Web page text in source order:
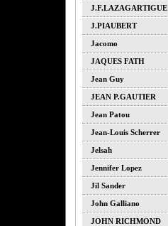
J.F.LAZAGARTIGUE
J.PIAUBERT
Jacomo
JAQUES FATH
Jean Guy
JEAN P.GAUTIER
Jean Patou
Jean-Louis Scherrer
Jelsah
Jennifer Lopez
Jil Sander
John Galliano
JOHN RICHMOND